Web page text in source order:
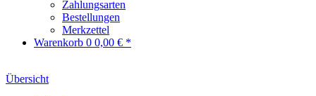
Zahlungsarten
Bestellungen
Merkzettel
Warenkorb 0 0,00 € *
Übersicht